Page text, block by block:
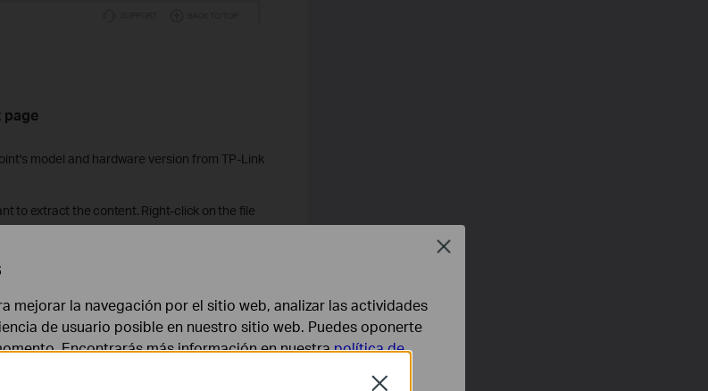
page
model and hardware version from TP-Link
to extract the content. Right-click on the file
BIN file.(Google Chrome & Windows system as
Close
mejorar la navegación por el sitio web, analizar las actividades
de usuario posible en nuestro sitio web. Puedes oponerte
Encontrarás más información en nuestrapolítica de
Close